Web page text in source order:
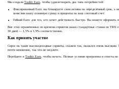
Мы создали Toobit Earn, чтобы удовлетворить два типа потребностей:
Фиксированный Earn: вы блокируете свои активы на определённый срок, а
зачислим вашу основную сумму и проценты на ваш спотовый счет.
Гибкий Earn: для тех, кто хочет действовать быстро. Вы можете оформить
Вне этих ограниченных по времени спринтов наши стандартные ставки по TRX
30 дней — 1,5% и 1,9% соответственно.
Как принять участие
Спрос на такие высокодоходные спринты, скажем так, оказался очень
почти мгновенно, так что не медлите.
Перейдите в Toobit Earn, чтобы начать. Полные условия программы и ответы на